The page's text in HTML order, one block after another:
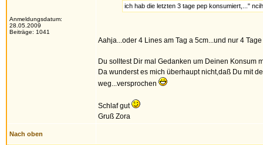
Anmeldungsdatum:
28.05.2009
Beiträge: 1041
ich hab die letzten 3 tage pep konsumiert,..."
Aahja...oder 4 Lines am Tag a 5cm...und nur 4
Du solltest Dir mal Gedanken um Deinen Konsum
Da wunderst es mich überhaupt nicht,daß Du mit
weg...versprochen
Schlaf gut
Gruß Zora
Nach oben